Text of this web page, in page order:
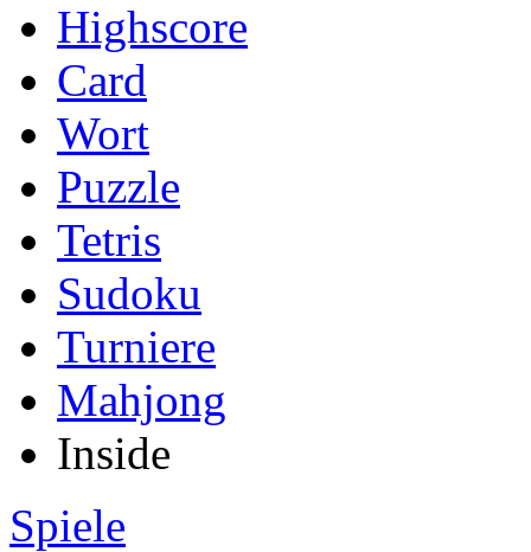
Highscore
Card
Wort
Puzzle
Tetris
Sudoku
Turniere
Mahjong
Inside
Spiele